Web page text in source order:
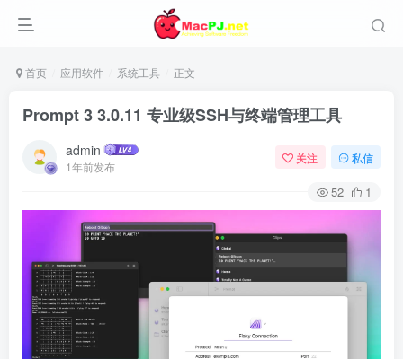
首页 应用软件 系统工具 正文
Prompt 3 3.0.11 专业级SSH与终端管理工具
admin
1年前发布
关注 私信
52 1